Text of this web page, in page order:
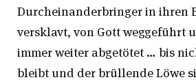
Durcheinanderbringer in ihren
versklavt, von Gott weggeführt
immer weiter abgetötet … bis
bleibt und der brüllende Löwe